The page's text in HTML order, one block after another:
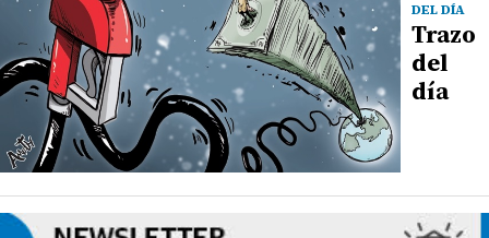
DEL DÍA
Trazo
del
día